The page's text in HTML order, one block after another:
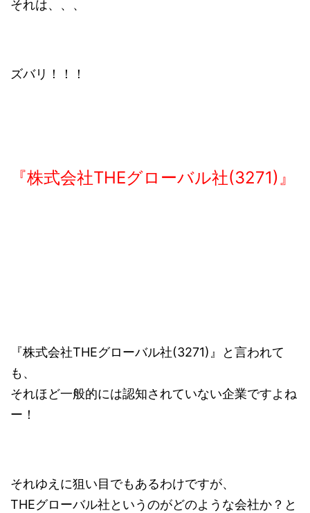
それは、、、
ズバリ！！！
『株式会社THEグローバル社(3271)』
『株式会社THEグローバル社(3271)』と言われて
も、
それほど一般的には認知されていない企業ですよね
ー！
それゆえに狙い目でもあるわけですが、
THEグローバル社というのがどのような会社か？と